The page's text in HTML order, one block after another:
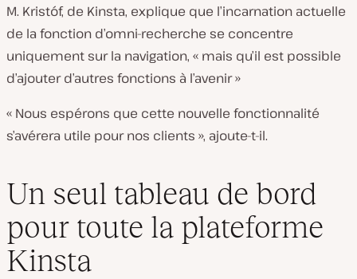
M. Kristóf, de Kinsta, explique que l’incarnation actuelle
de la fonction d’omni-recherche se concentre
uniquement sur la navigation, « mais qu’il est possible
d’ajouter d’autres fonctions à l’avenir »
« Nous espérons que cette nouvelle fonctionnalité
s’avérera utile pour nos clients », ajoute-t-il.
Un seul tableau de bord
pour toute la plateforme
Kinsta